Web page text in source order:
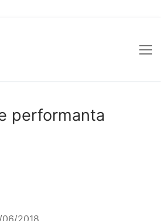
performanta
06/2018